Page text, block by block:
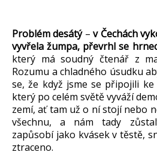
Problém desátý–v Čechách
vyvřela žumpa, převrhl se
který má soudný čtenář z
Rozumu a chladného úsudku
se, že když jsme se připojili
který po celém světě vyváží
zemí, ať tam už o ní stojí nebo
všechnu, a nám tady
zapůsobí jako kvásek v těstě,
ztraceno.